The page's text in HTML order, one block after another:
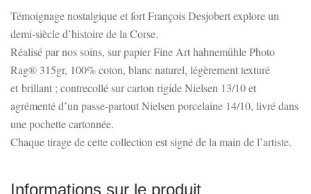
Témoignage nostalgique et fort François Desjobert explore un
demi-siècle d’histoire de la Corse.
Réalisé par nos soins, sur papier Fine Art hahnemühle Photo
Rag® 315gr, 100% coton, blanc naturel, légèrement texturé
et brillant ; contrecollé sur carton rigide Nielsen 13/10 et
agrémenté d’un passe-partout Nielsen porcelaine 14/10, livré dans
une pochette cartonnée.
Chaque tirage de cette collection est signé de la main de l’artiste.
Informations sur le produit